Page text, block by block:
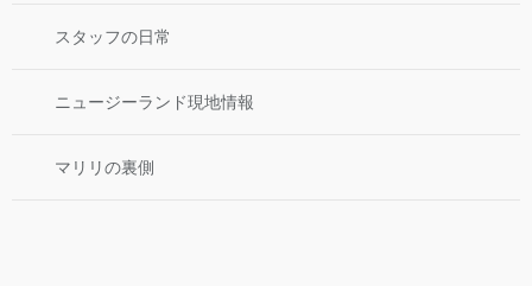
スタッフの日常
ニュージーランド現地情報
マリリの裏側